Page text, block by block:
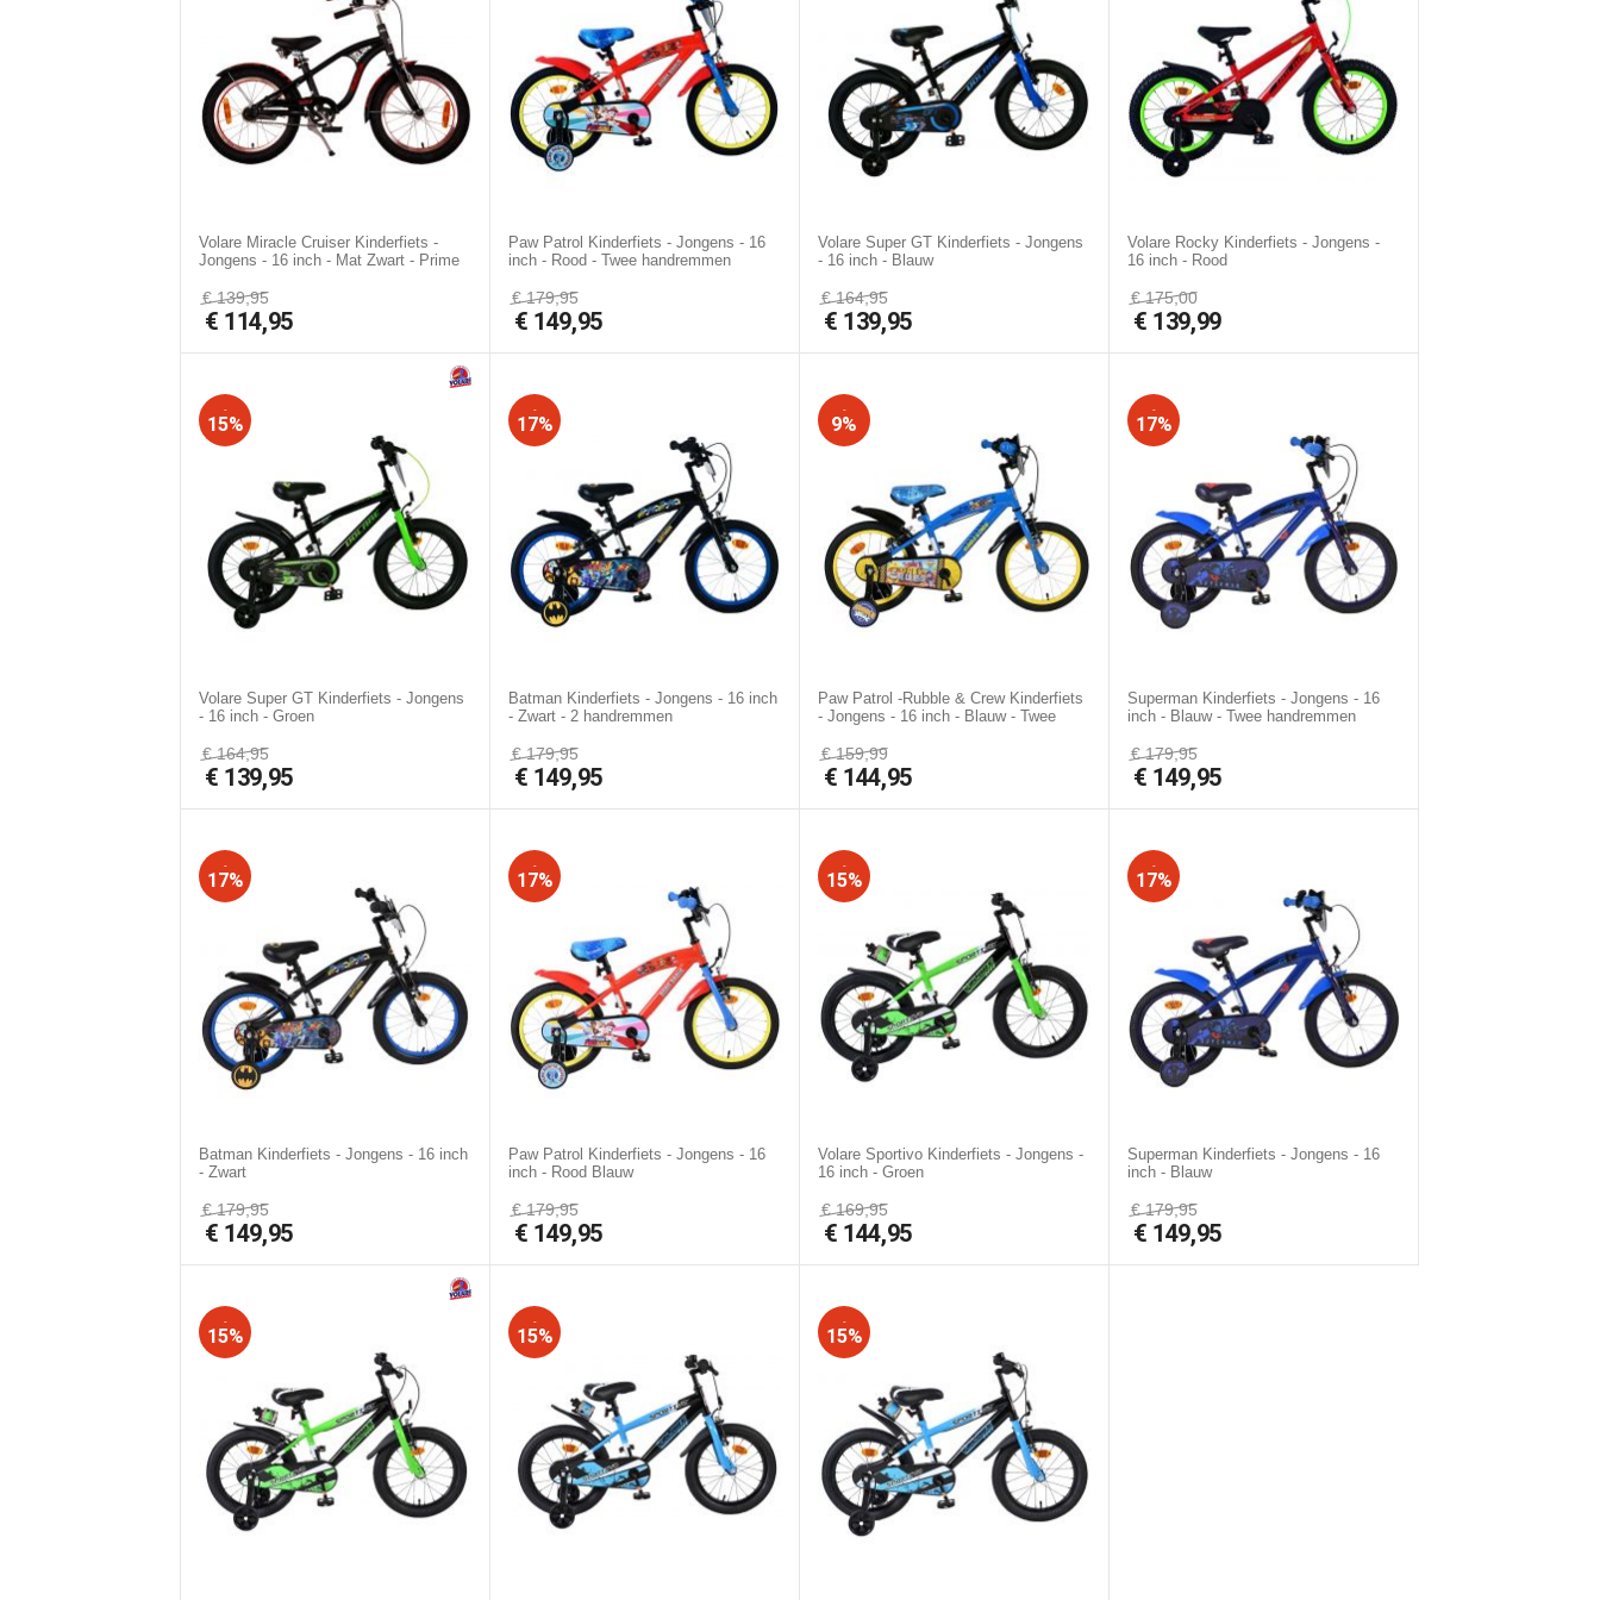
Volare Miracle Cruiser Kinderfiets -
Jongens - 16 inch - Mat Zwart - Prime
€139,95
€ 114,95
Paw Patrol Kinderfiets - Jongens - 16
inch - Rood - Twee handremmen
€179,95
€ 149,95
Volare Super GT Kinderfiets - Jongens
- 16 inch - Blauw
€164,95
€ 139,95
Volare Rocky Kinderfiets - Jongens -
16 inch - Rood
€175,00
€ 139,99
-
15%
Volare Super GT Kinderfiets - Jongens
- 16 inch - Groen
€164,95
€ 139,95
-
17%
Batman Kinderfiets - Jongens - 16 inch
- Zwart - 2 handremmen
€179,95
€ 149,95
-
9%
Paw Patrol -Rubble & Crew Kinderfiets
- Jongens - 16 inch - Blauw - Twee
€159,99
€ 144,95
-
17%
Superman Kinderfiets - Jongens - 16
inch - Blauw - Twee handremmen
€179,95
€ 149,95
-
17%
Batman Kinderfiets - Jongens - 16 inch
- Zwart
€179,95
€ 149,95
-
17%
Paw Patrol Kinderfiets - Jongens - 16
inch - Rood Blauw
€179,95
€ 149,95
-
15%
Volare Sportivo Kinderfiets - Jongens -
16 inch - Groen
€169,95
€ 144,95
-
17%
Superman Kinderfiets - Jongens - 16
inch - Blauw
€179,95
€ 149,95
-
15%
-
15%
-
15%